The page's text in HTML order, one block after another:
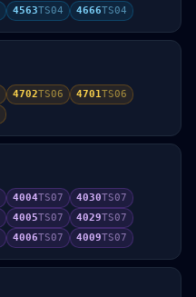
4563TS04 4666TS04
4702TS06 4701TS06
4004TS07 4030TS07
4005TS07 4029TS07
4006TS07 4009TS07